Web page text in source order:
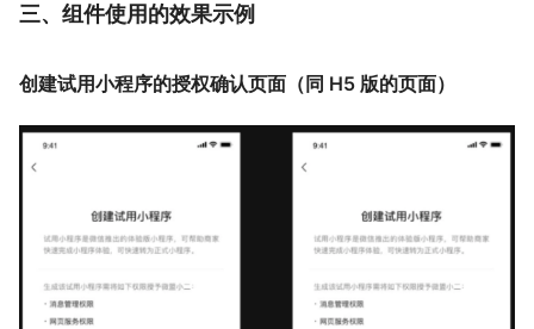
三、组件使用的效果示例
创建试用小程序的授权确认页面（同 H5 版的页面）